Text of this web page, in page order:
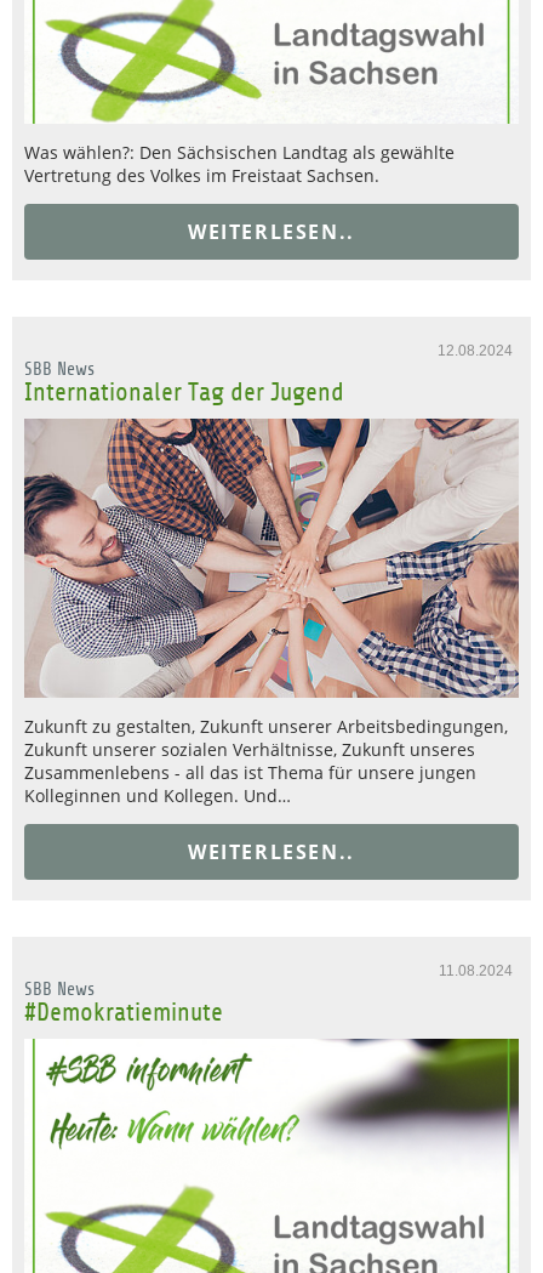
Was wählen?: Den Sächsischen Landtag als gewählte
Vertretung des Volkes im Freistaat Sachsen.
WEITERLESEN..
12.08.2024
SBB News
Internationaler Tag der Jugend
Zukunft zu gestalten, Zukunft unserer Arbeitsbedingungen,
Zukunft unserer sozialen Verhältnisse, Zukunft unseres
Zusammenlebens - all das ist Thema für unsere jungen
Kolleginnen und Kollegen. Und…
WEITERLESEN..
11.08.2024
SBB News
#Demokratieminute